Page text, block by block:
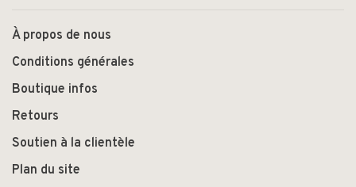
À propos de nous
Conditions générales
Boutique infos
Retours
Soutien à la clientèle
Plan du site